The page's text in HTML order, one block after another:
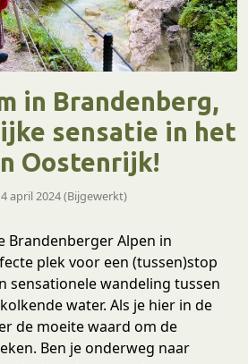
in Brandenberg,
sensatie in het
Oostenrijk!
4 april 2024 (Bijgewerkt)
Brandenberger Alpen in
plek voor een (tussen)stop
sensationele wandeling tussen
water. Als je hier in de
de moeite waard om de
Ben je onderweg naar